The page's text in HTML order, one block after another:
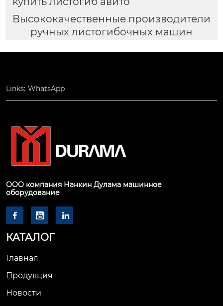
Высококачественные производители
ручных листогибочных машин
Links: WhatsApp
ООО компания Нанкин Дулама машинное
оборудование
  
КАТАЛОГ
Главная
Продукция
Новости